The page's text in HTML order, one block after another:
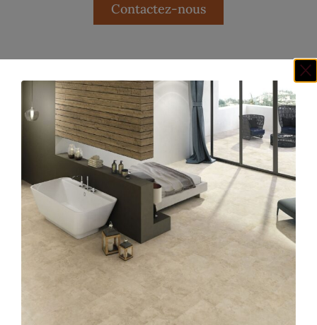
Contactez-nous
Nos clients ont aussi aimé...